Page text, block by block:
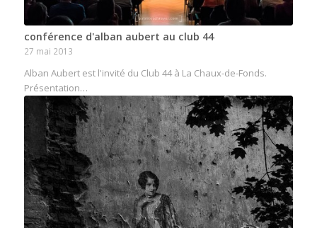
conférence d'alban aubert au club 44
27 mai 2013
Alban Aubert est l'invité du Club 44 à La Chaux-de-Fonds.
Présentation…